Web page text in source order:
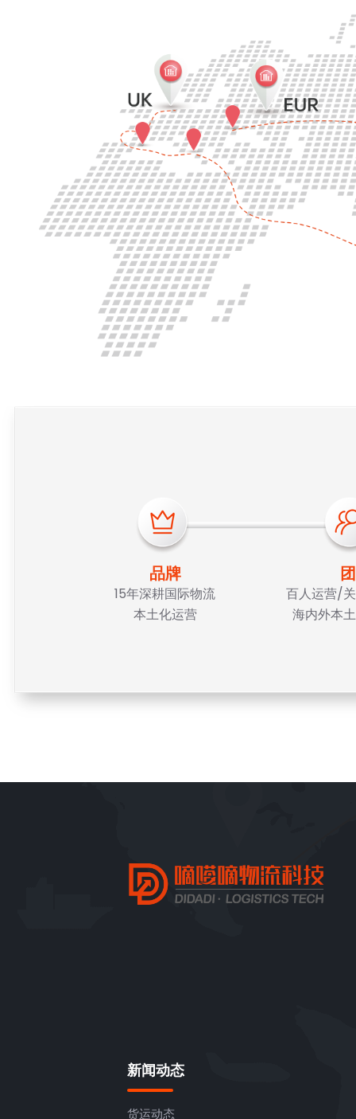
品牌
15年深耕国际物流
本土化运营
百人运营/
海内外本
新闻动态
货运动态